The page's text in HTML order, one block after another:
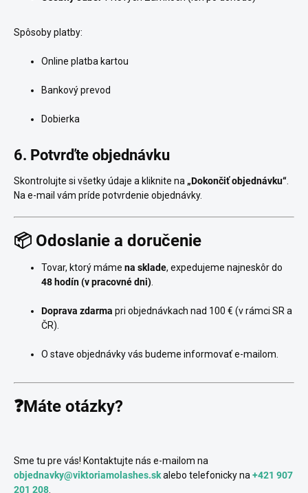
Spôsoby platby:
Online platba kartou
Bankový prevod
Dobierka
6. Potvrďte objednávku
Skontrolujte si všetky údaje a kliknite na „Dokončiť objednávku“
Na e-mail vám príde potvrdenie objednávky.
📦 Odoslanie a doručenie
Tovar, ktorý máme na sklade, expedujeme najneskôr do
48 hodín (v pracovné dni)
Doprava zdarma pri objednávkach nad 100 € (v rámci SR a
ČR).
O stave objednávky vás budeme informovať e-mailom.
❓Máte otázky?
Sme tu pre vás! Kontaktujte nás e-mailom na
objednavky@viktoriamolashes.skalebo telefonicky na +421 907
201 208